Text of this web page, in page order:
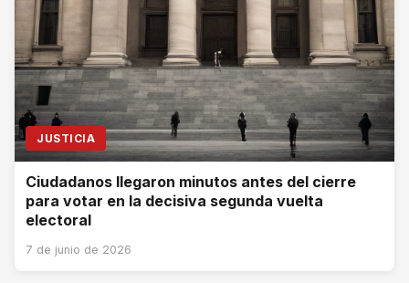
JUSTICIA
Ciudadanos llegaron minutos antes del cierre
para votar en la decisiva segunda vuelta
electoral
7 de junio de 2026